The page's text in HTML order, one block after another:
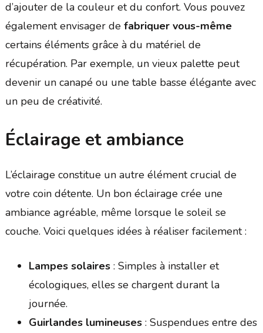
d’ajouter de la couleur et du confort. Vous pouvez
également envisager de fabriquer vous-même
certains éléments grâce à du matériel de
récupération. Par exemple, un vieux palette peut
devenir un canapé ou une table basse élégante avec
un peu de créativité.
Éclairage et ambiance
L’éclairage constitue un autre élément crucial de
votre coin détente. Un bon éclairage crée une
ambiance agréable, même lorsque le soleil se
couche. Voici quelques idées à réaliser facilement :
Lampes solaires: Simples à installer et
écologiques, elles se chargent durant la
journée.
Guirlandes lumineuses: Suspendues entre des